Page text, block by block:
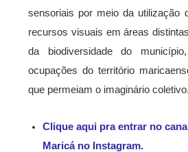
sensoriais por meio da utilização
recursos visuais em áreas
da biodiversidade do
ocupações do território
que permeiam o imaginário coletivo.
Clique aqui pra entrar no
Maricá no Instagram.